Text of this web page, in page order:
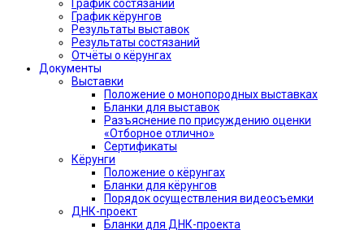
График состязаний
График кёрунгов
Результаты выставок
Результаты состязаний
Отчёты о кёрунгах
Документы
Выставки
Положение о монопородных выставках
Бланки для выставок
Разъяснение по присуждению оценки
«Отборное отлично»
Сертификаты
Кёрунги
Положение о кёрунгах
Бланки для кёрунгов
Порядок осуществления видеосъемки
ДНК-проект
Бланки для ДНК-проекта